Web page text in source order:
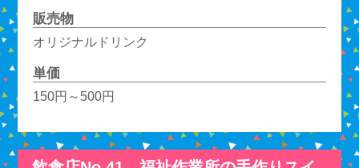
販売物
オリジナルドリンク
単価
150円～500円